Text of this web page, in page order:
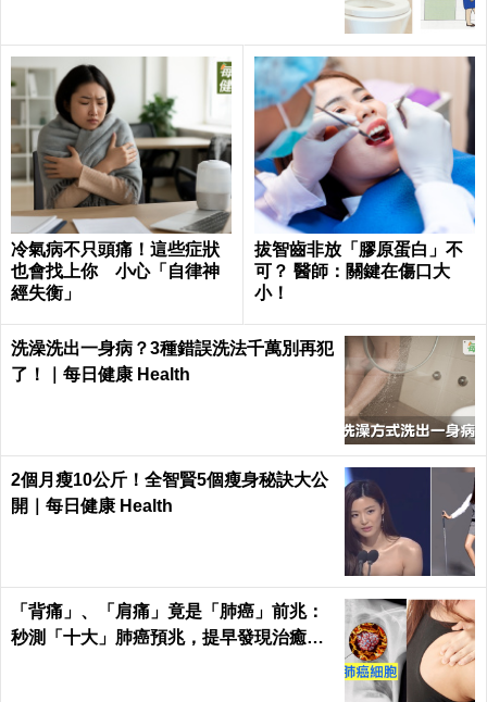
冷氣病不只頭痛！這些症狀
也會找上你 小心「自律神
經失衡」
拔智齒非放「膠原蛋白」不
可？ 醫師：關鍵在傷口大
小！
洗澡洗出一身病？3種錯誤洗法千萬別再犯
了！｜每日健康 Health
2個月瘦10公斤！全智賢5個瘦身秘訣大公
開｜每日健康 Health
「背痛」、「肩痛」竟是「肺癌」前兆：
秒測「十大」肺癌預兆，提早發現治癒率